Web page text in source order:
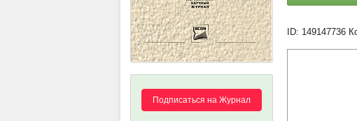
Подписаться на Журнал
ID: 149147736